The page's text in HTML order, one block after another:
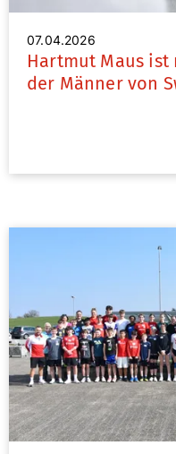
07.04.2026
Hartmut Maus
der Männer von